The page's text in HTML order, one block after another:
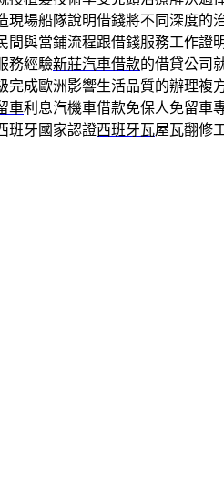
現場船隊說明借錢將不同深度的
間與當鋪流程跟借錢服務工作證
務經驗新莊汽車借款的借貸公司
完成歐洲影響生活品質的辦理複
車利息汽機車借款免保人免留車
班牙國家認證西班牙瓦屋瓦翻修